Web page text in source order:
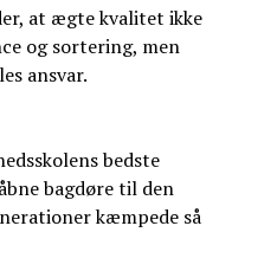
at ægte kvalitet ikke
og sortering, men
ansvar.
bedste
bagdøre til den
kæmpede så